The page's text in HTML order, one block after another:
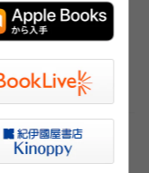
のもアリなのか
てくれる今作で